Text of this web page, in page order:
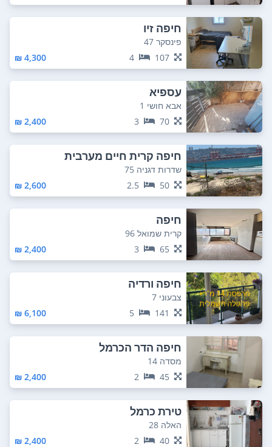
חיפה זיו
פינסקר 47
107
4
4,300 ₪
עספיא
אבא חושי 1
70
3
2,400 ₪
חיפה קרית חיים מערבית
שדרות דגניה 75
50
2.5
2,600 ₪
חיפה
קרית שמואל 96
65
3
2,400 ₪
חיפה ורדיה
צבעוני 7
141
5
6,100 ₪
חיפה הדר הכרמל
מסדה 14
45
2
2,400 ₪
טירת כרמל
האלה 28
40
2
2,400 ₪